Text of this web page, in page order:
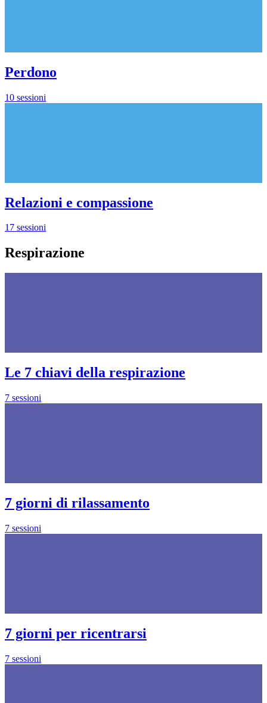
Perdono
10 sessioni
Relazioni e compassione
17 sessioni
Respirazione
Le 7 chiavi della respirazione
7 sessioni
7 giorni di rilassamento
7 sessioni
7 giorni per ricentrarsi
7 sessioni